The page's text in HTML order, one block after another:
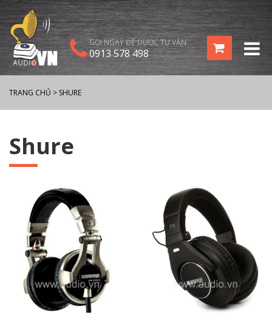
GỌI NGAY ĐỂ ĐƯỢC TƯ VẤN
0913 578 498
TRANG CHỦ > SHURE
Shure